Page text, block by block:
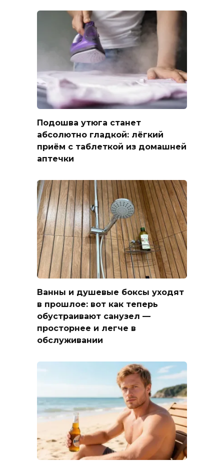
Подошва утюга станет
абсолютно гладкой: лёгкий
приём с таблеткой из домашней
аптечки
Ванны и душевые боксы уходят
в прошлое: вот как теперь
обустраивают санузел —
просторнее и легче в
обслуживании